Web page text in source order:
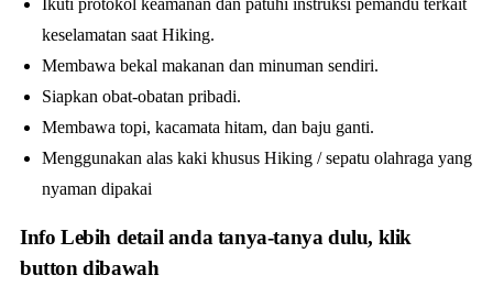
Ikuti protokol keamanan dan patuhi instruksi pemandu terkait
keselamatan saat Hiking.
Membawa bekal makanan dan minuman sendiri.
Siapkan obat-obatan pribadi.
Membawa topi, kacamata hitam, dan baju ganti.
Menggunakan alas kaki khusus Hiking / sepatu olahraga yang
nyaman dipakai
Info Lebih detail anda tanya-tanya dulu, klik
button dibawah